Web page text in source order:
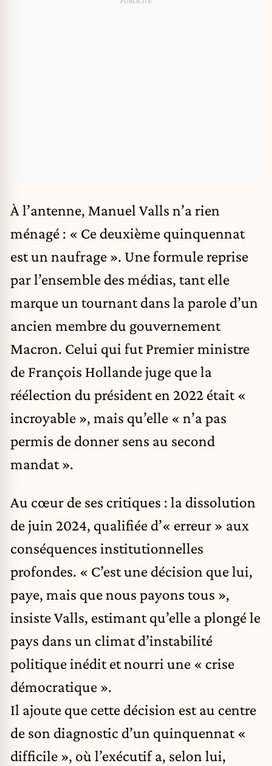
À l’antenne, Manuel Valls n’a rien
ménagé : « Ce deuxième quinquennat
est un naufrage ». Une formule reprise
par l’ensemble des médias, tant elle
marque un tournant dans la parole d’un
ancien membre du gouvernement
Macron. Celui qui fut Premier ministre
de François Hollande juge que la
réélection du président en 2022 était «
incroyable », mais qu’elle « n’a pas
permis de donner sens au second
mandat ».
Au cœur de ses critiques : la dissolution
de juin 2024, qualifiée d’« erreur » aux
conséquences institutionnelles
profondes. « C’est une décision que lui,
paye, mais que nous payons tous »,
insiste Valls, estimant qu’elle a plongé le
pays dans un climat d’instabilité
politique inédit et nourri une « crise
démocratique ».
Il ajoute que cette décision est au centre
de son diagnostic d’un quinquennat «
difficile », où l’exécutif a, selon lui,